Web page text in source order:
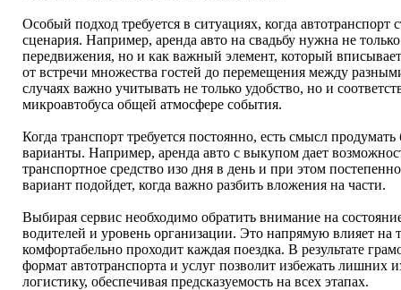
Особый подход требуется в ситуациях, когда автотранспорт
сценария. Например, аренда авто на свадьбу нужна не
передвижения, но и как важный элемент, который
от встречи множества гостей до перемещения между
случаях важно учитывать не только удобство, но и
микроавтобуса общей атмосфере события.
Когда транспорт требуется постоянно, есть смысл
варианты. Например, аренда авто с выкупом дает
транспортное средство изо дня в день и при этом
вариант подойдет, когда важно разбить вложения на части.
Выбирая сервис необходимо обратить внимание на
водителей и уровень организации. Это напрямую влияет на
комфортабельно проходит каждая поездка. В результате
формат автотранспорта и услуг позволит избежать лишних
логистику, обеспечивая предсказуемость на всех этапах.